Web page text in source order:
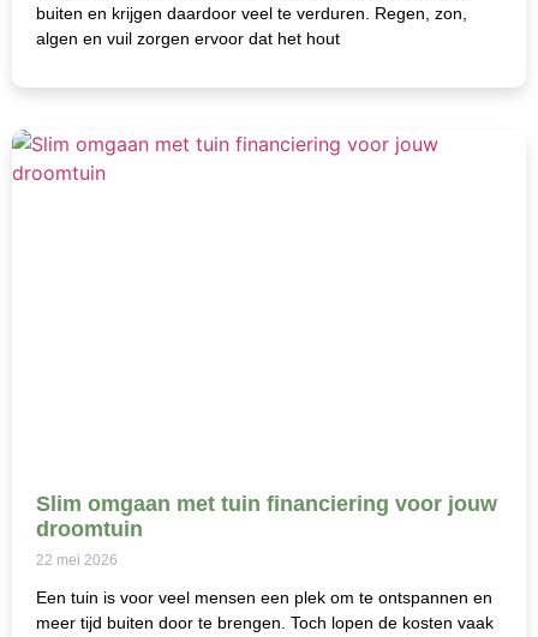
buiten en krijgen daardoor veel te verduren. Regen, zon,
algen en vuil zorgen ervoor dat het hout
Slim omgaan met tuin financiering voor jouw
droomtuin
22 mei 2026
Een tuin is voor veel mensen een plek om te ontspannen en
meer tijd buiten door te brengen. Toch lopen de kosten vaak